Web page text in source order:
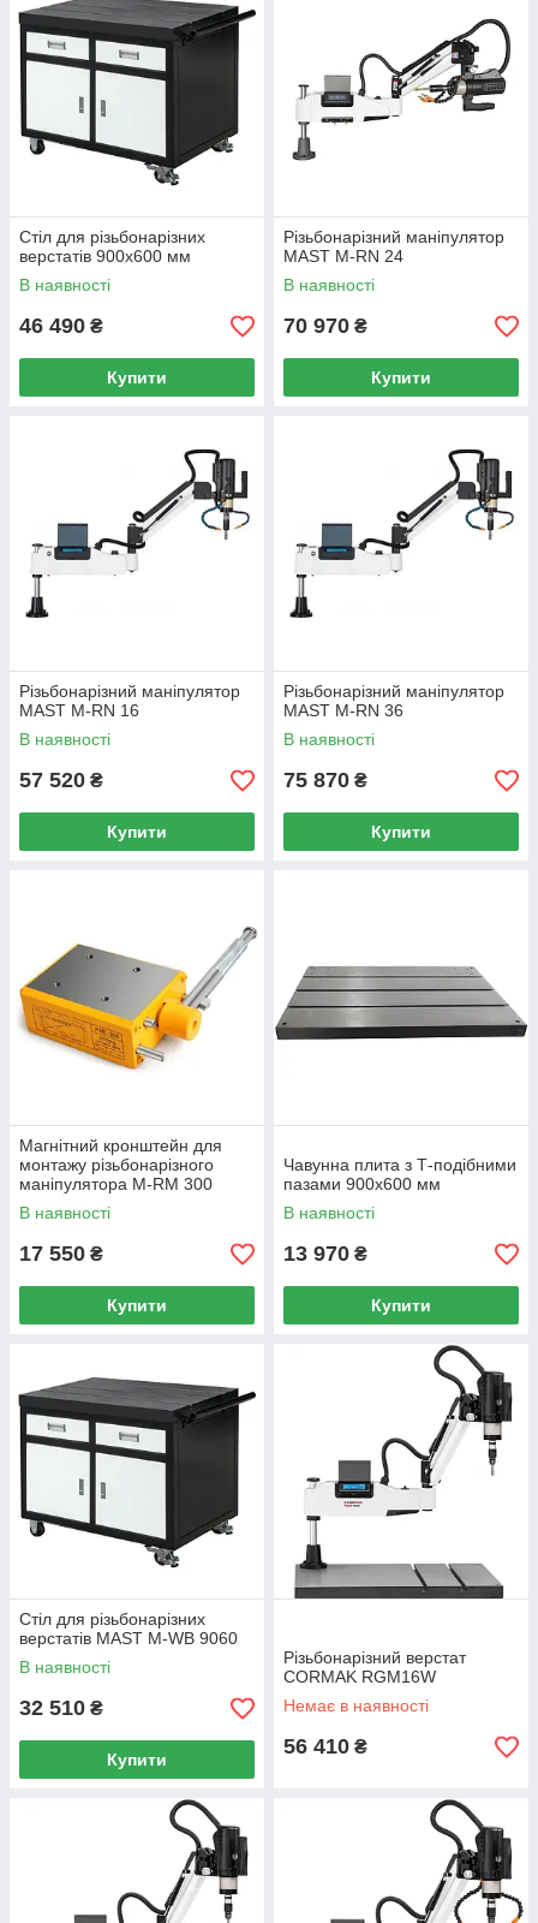
Стіл для різьбонарізних
верстатів 900x600 мм
В наявності
46 490 ₴
Купити
Різьбонарізний маніпулятор
MAST M-RN 24
В наявності
70 970 ₴
Купити
Різьбонарізний маніпулятор
MAST M-RN 16
В наявності
57 520 ₴
Купити
Різьбонарізний маніпулятор
MAST M-RN 36
В наявності
75 870 ₴
Купити
Магнітний кронштейн для
монтажу різьбонарізного
маніпулятора M-RM 300
В наявності
17 550 ₴
Купити
Чавунна плита з Т-подібними
пазами 900х600 мм
В наявності
13 970 ₴
Купити
Стіл для різьбонарізних
верстатів MAST M-WB 9060
В наявності
32 510 ₴
Купити
Різьбонарізний верстат
CORMAK RGM16W
Немає в наявності
56 410 ₴